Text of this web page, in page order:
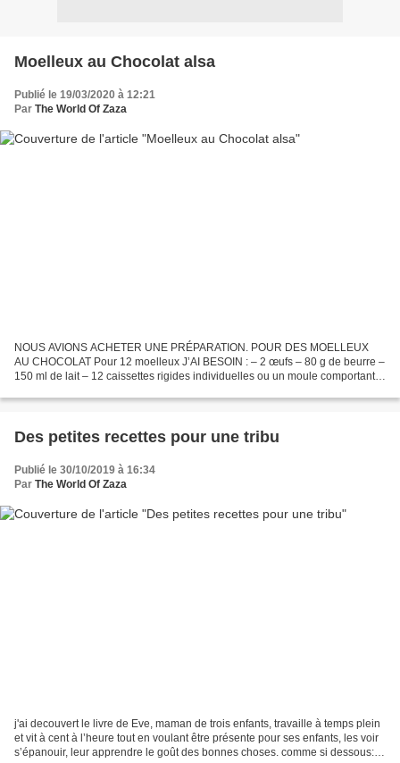
Moelleux au Chocolat alsa
Publié le 19/03/2020 à 12:21
Par The World Of Zaza
NOUS AVIONS ACHETER UNE PRÉPARATION. POUR DES MOELLEUX
AU CHOCOLAT Pour 12 moelleux J’AI BESOIN : – 2 œufs – 80 g de beurre –
150 ml de lait – 12 caissettes rigides individuelles ou un moule comportant
Des petites recettes pour une tribu
Publié le 30/10/2019 à 16:34
Par The World Of Zaza
j'ai decouvert le livre de Eve, maman de trois enfants, travaille à temps plein
et vit à cent à l’heure tout en voulant être présente pour ses enfants, les voir
s’épanouir, leur apprendre le goût des bonnes choses. comme si dessous: